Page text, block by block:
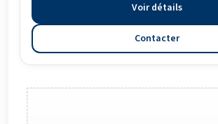
Voir détails
Contacter